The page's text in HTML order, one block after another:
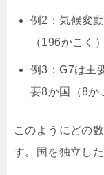
例2：気候変
（196かこく
例3：G7は主
要8か国（8か
このようにどの
す。国を独立し